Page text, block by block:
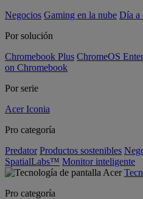
Negocios Gaming en la nube Día a
Por solución
Chromebook Plus ChromeOS
on Chromebook
Por serie
Acer Iconia
Pro categoría
Predator Productos sostenibles
SpatialLabs™ Monitor inteligente
Pro categoría